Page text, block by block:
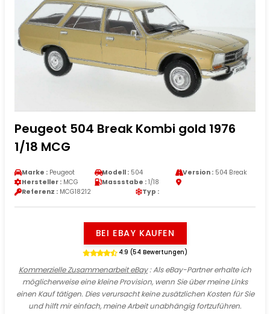
Peugeot 504 Break Kombi gold 1976
1/18 MCG
Marke : Peugeot Modell : 504 Version :504 Break
Hersteller : MCG Massstabe : 1/18
Referenz : MCG18212 Typ :
BEI EBAY KAUFEN
4.9 (54 Bewertungen)
Kommerzielle Zusammenarbeit eBay: Als eBay-Partner erhalte ich
möglicherweise eine kleine Provision, wenn Sie über meine Links
einen Kauf tätigen. Dies verursacht keine zusätzlichen Kosten für Sie
und hilft mir einfach, meine Arbeit unabhängig fortzuführen.